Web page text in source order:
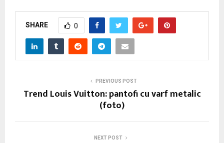
SHARE 0
PREVIOUS POST
Trend Louis Vuitton: pantofi cu varf metalic
(foto)
NEXT POST